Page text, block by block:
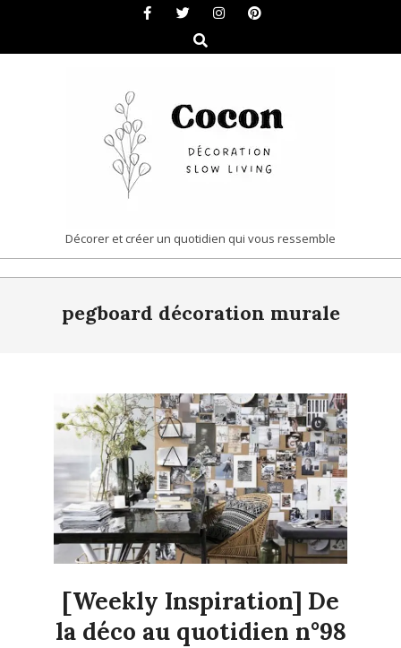
content
Search
COCON
|
DÉCORATION
LIVING
Décorer et créer un quotidien qui vous ressemble
Navigationpegboard décoration murale
[Weekly Inspiration] De
la déco au quotidien n°98